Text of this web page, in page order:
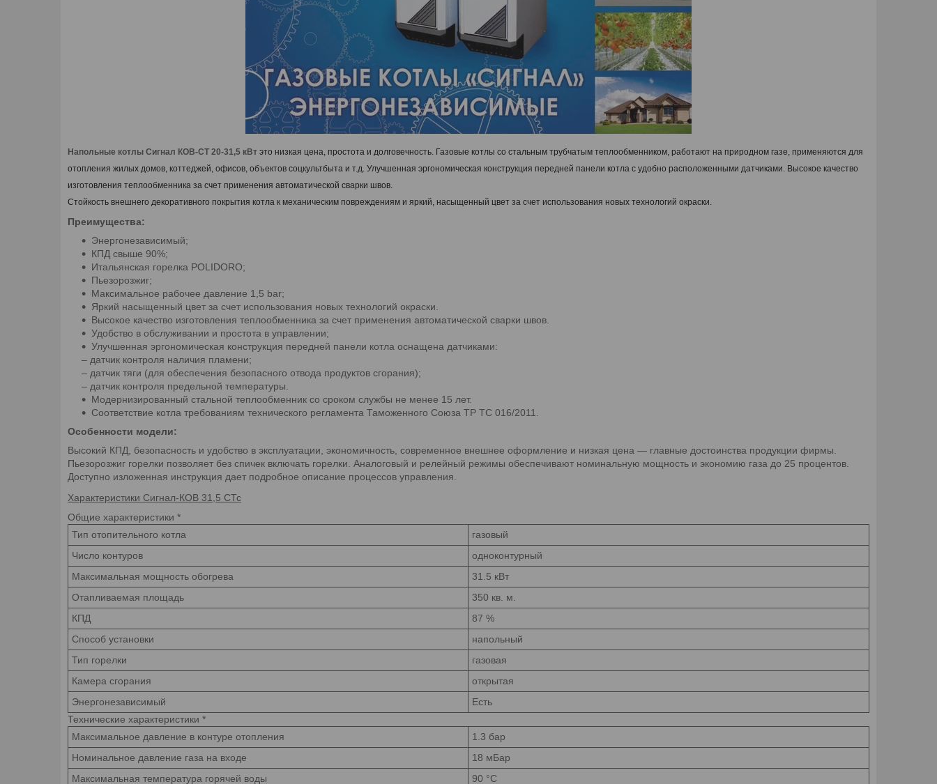
Напольные котлы Сигнал КОВ-СТ 20-31,5 кВт это низкая цена, простота и долговечность. Газовые котлы со стальным трубчатым теплообменником, работают на природном газе, применяются для
отопления жилых домов, коттеджей, офисов, объектов соцкультбыта и т.д. Улучшенная эргономическая конструкция передней панели котла с удобно расположенными датчиками. Высокое качество
изготовления теплообменника за счет применения автоматической сварки швов.
Стойкость внешнего декоративного покрытия котла к механическим повреждениям и яркий, насыщенный цвет за счет использования новых технологий окраски.
Преимущества:
Энергонезависимый;
КПД свыше 90%;
Итальянская горелка POLIDORO;
Пьезорозжиг;
Максимальное рабочее давление 1,5 bar;
Яркий насыщенный цвет за счет использования новых технологий окраски.
Высокое качество изготовления теплообменника за счет применения автоматической сварки швов.
Удобство в обслуживании и простота в управлении;
Улучшенная эргономическая конструкция передней панели котла оснащена датчиками:
– датчик контроля наличия пламени;
– датчик тяги (для обеспечения безопасного отвода продуктов сгорания);
– датчик контроля предельной температуры.
Модернизированный стальной теплообменник со сроком службы не менее 15 лет.
Соответствие котла требованиям технического регламента Таможенного Союза ТР ТС 016/2011.
Особенности модели:
Высокий КПД, безопасность и удобство в эксплуатации, экономичность, современное внешнее оформление и низкая цена — главные достоинства продукции фирмы.
Пьезорозжиг горелки позволяет без спичек включать горелки. Аналоговый и релейный режимы обеспечивают номинальную мощность и экономию газа до 25 процентов.
Доступно изложенная инструкция дает подробное описание процессов управления.
Характеристики Сигнал-КОВ 31,5 СТс
Общие характеристики *
Тип отопительного котла
газовый
Число контуров
одноконтурный
Максимальная мощность обогрева
31.5 кВт
Отапливаемая площадь
350 кв. м.
КПД
87 %
Способ установки
напольный
Тип горелки
газовая
Камера сгорания
открытая
Энергонезависимый
Есть
Технические характеристики *
Максимальное давление в контуре отопления
1.3 бар
Номинальное давление газа на входе
18 мБар
Максимальная температура горячей воды
90 °С